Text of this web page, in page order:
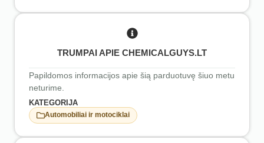
TRUMPAI APIE CHEMICALGUYS.LT
Papildomos informacijos apie šią parduotuvę šiuo metu
neturime.
KATEGORIJA
Automobiliai ir motociklai